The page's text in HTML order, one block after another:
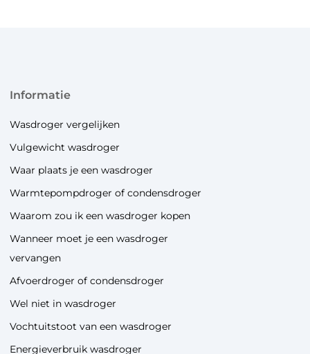
informatie
Wasdroger vergelijken
Vulgewicht wasdroger
Waar plaats je een wasdroger
Warmtepompdroger of condensdroger
Waarom zou ik een wasdroger kopen
Wanneer moet je een wasdroger
vervangen
Afvoerdroger of condensdroger
Wel niet in wasdroger
Vochtuitstoot van een wasdroger
Energieverbruik wasdroger